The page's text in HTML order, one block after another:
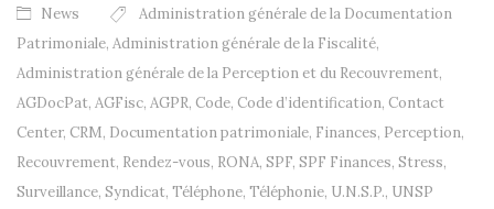
News
Administration générale de la Documentation
Patrimoniale, Administration générale de la Fiscalité,
Administration générale de la Perception et du Recouvrement,
AGDocPat, AGFisc, AGPR, Code, Code d’identification, Contact
Center, CRM, Documentation patrimoniale, Finances, Perception,
Recouvrement, Rendez-vous, RONA, SPF, SPF Finances, Stress,
Surveillance, Syndicat, Téléphone, Téléphonie, U.N.S.P., UNSP